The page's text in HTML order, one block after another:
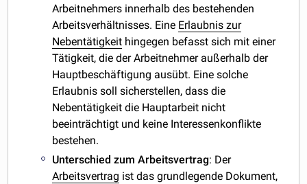
Arbeitnehmers innerhalb des bestehenden
Arbeitsverhältnisses. Eine Erlaubnis zur
Nebentätigkeit hingegen befasst sich mit einer
Tätigkeit, die der Arbeitnehmer außerhalb der
Hauptbeschäftigung ausübt. Eine solche
Erlaubnis soll sicherstellen, dass die
Nebentätigkeit die Hauptarbeit nicht
beeinträchtigt und keine Interessenkonflikte
bestehen.
Unterschied zum Arbeitsvertrag: Der
Arbeitsvertrag ist das grundlegende Dokument,